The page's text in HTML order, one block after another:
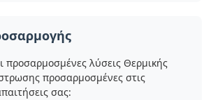
προσαρμοσμένες λύσεις Θερμικής
προσαρμοσμένες στις
σας: